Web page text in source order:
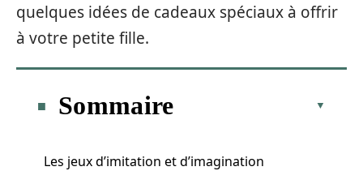
quelques idées de cadeaux spéciaux à offrir
à votre petite fille.
Sommaire
Les jeux d’imitation et d’imagination